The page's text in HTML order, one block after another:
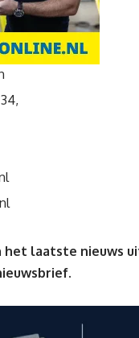
laatste nieuws